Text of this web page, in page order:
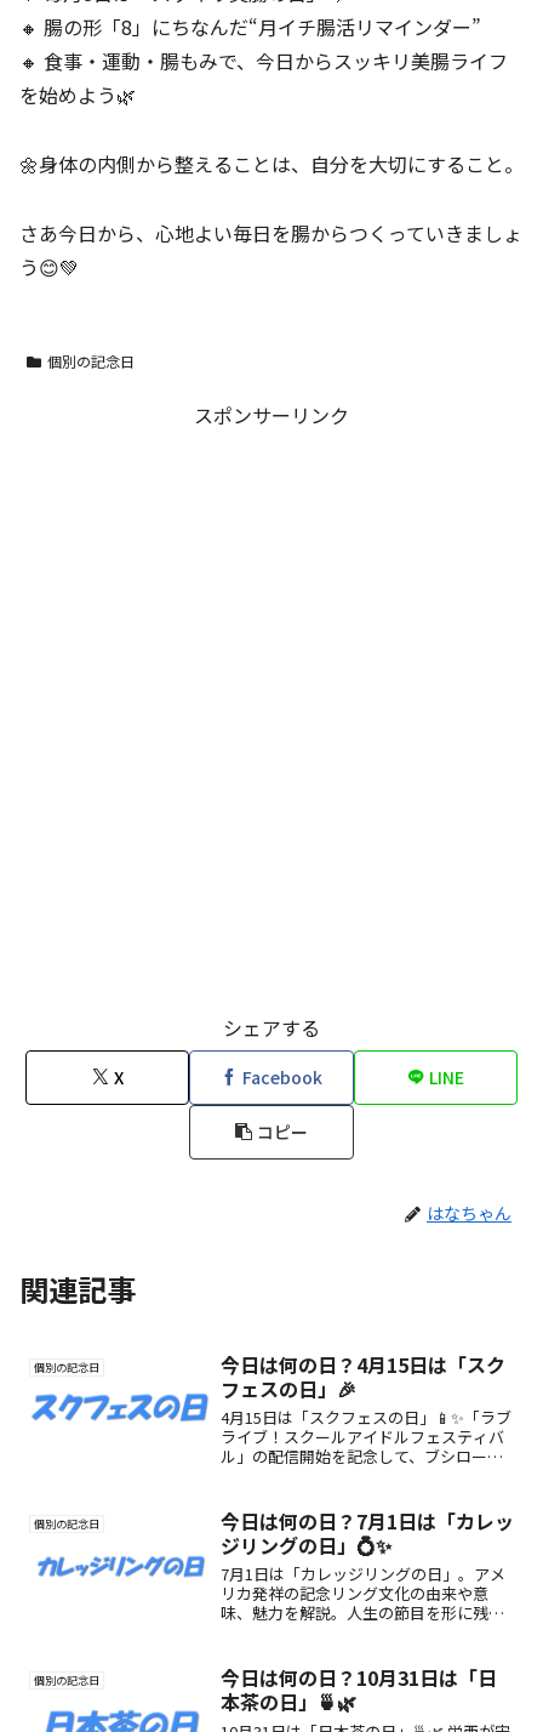
🔸 腸の形「8」にちなんだ“月イチ腸活リマインダー”
🔸 食事・運動・腸もみで、今日からスッキリ美腸ライフ
を始めよう🌿
🌼身体の内側から整えることは、自分を大切にすること。
さあ今日から、心地よい毎日を腸からつくっていきましょ
う😊💚
個別の記念日
スポンサーリンク
シェアする
X Facebook LINE
コピー
はなちゃん
関連記事
個別の記念日
今日は何の日？4月15日は「スク
フェスの日」🎉
4月15日は「スクフェスの日」📱✨「ラブ
ライブ！スクールアイドルフェスティバ
ル」の配信開始を記念して、ブシロード
個別の記念日
今日は何の日？7月1日は「カレッ
ジリングの日」💍✨
7月1日は「カレッジリングの日」。アメ
リカ発祥の記念リング文化の由来や意
味、魅力を解説。人生の節目を形に残す
個別の記念日
今日は何の日？10月31日は「日
本茶の日」🍵🌿